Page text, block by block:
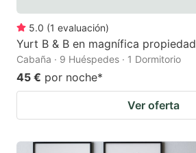
5.0 (1 evaluación)
Yurt B & B en magnífica propiedad
Cabaña · 9 Huéspedes · 1 Dormitorio
45 € por noche*
Ver oferta